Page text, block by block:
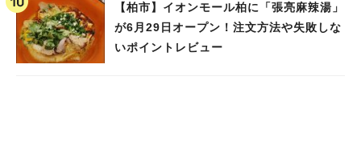
【柏市】イオンモール柏に「張亮麻辣湯」
が6月29日オープン！注文方法や失敗しな
いポイントレビュー